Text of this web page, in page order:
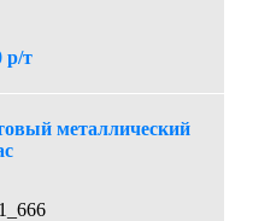
р/т
металлический